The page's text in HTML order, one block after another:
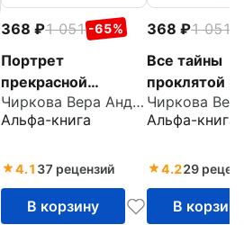
368 1 051 -65%
Портрет
прекрасной
принцессы
Чиркова Вера Андреевна
Альфа-книга
4.1 37 рецензий
В корзину
368 1 051
Все тайны
проклятой
Альфа-книга
4.229
В корзину